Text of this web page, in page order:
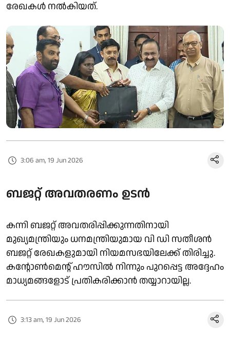
രേഖകൾ നൽകിയത്.
3:06 am, 19 Jun 2026
ബജറ്റ് അവതരണം ഉടൻ
കന്നി ബജറ്റ് അവതരിപ്പിക്കുന്നതിനായി
മുഖ്യമന്ത്രിയും ധനമന്ത്രിയുമായ വി ഡി സതീശൻ
ബജറ്റ് രേഖകളുമായി നിയമസഭയിലേക്ക് തിരിച്ചു.
കന്റോൺമെന്റ് ഹൗസിൽ നിന്നും പുറപ്പെട്ട അദ്ദേഹം
മാധ്യമങ്ങളോട് പ്രതികരിക്കാൻ തയ്യാറായില്ല.
3:13 am, 19 Jun 2026